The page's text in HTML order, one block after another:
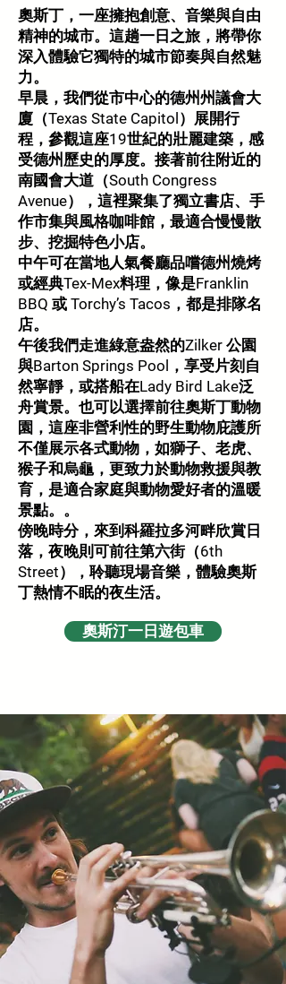
奧斯丁，一座擁抱創意、音樂與自由
精神的城市。這趟一日之旅，將帶你
深入體驗它獨特的城市節奏與自然魅
力。
早晨，我們從市中心的德州州議會大
廈（Texas State Capitol）展開行
程，參觀這座19世紀的壯麗建築，感
受德州歷史的厚度。接著前往附近的
南國會大道（South Congress
Avenue），這裡聚集了獨立書店、手
作市集與風格咖啡館，最適合慢慢散
步、挖掘特色小店。
中午可在當地人氣餐廳品嚐德州燒烤
或經典Tex-Mex料理，像是Franklin
BBQ 或 Torchy’s Tacos，都是排隊名
店。
午後我們走進綠意盎然的Zilker 公園
與Barton Springs Pool，享受片刻自
然寧靜，或搭船在Lady Bird Lake泛
舟賞景。也可以選擇前往奧斯丁動物
園，這座非營利性的野生動物庇護所
不僅展示各式動物，如獅子、老虎、
猴子和烏龜，更致力於動物救援與教
育，是適合家庭與動物愛好者的溫暖
景點。。
傍晚時分，來到科羅拉多河畔欣賞日
落，夜晚則可前往第六街（6th
Street），聆聽現場音樂，體驗奧斯
丁熱情不眠的夜生活。
奧斯汀一日遊包車